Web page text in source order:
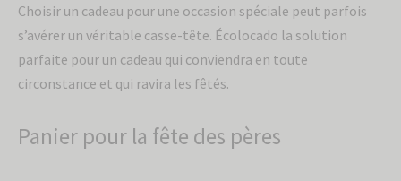
Choisir un cadeau pour une occasion spéciale peut parfois
s’avérer un véritable casse-tête. Écolocado la solution
parfaite pour un cadeau qui conviendra en toute
circonstance et qui ravira les fêtés.
Panier pour la fête des pères